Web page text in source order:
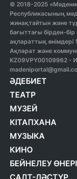
© 2018-2025
Республикасының
жинақтайтын және
бағыттағы бірден-
ақпараттық өнімдері
Ақпарат және
KZ09VPY00109962 -
ӘДЕБИЕТ
ТЕАТР
МУЗЕЙ
КІТАПХАНА
МУЗЫКА
КИНО
БЕЙНЕЛЕУ ӨНЕРІ